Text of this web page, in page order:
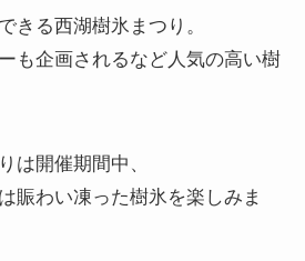
きる西湖樹氷まつり。
も企画されるなど人気の高い樹
は開催期間中、
賑わい凍った樹氷を楽しみま